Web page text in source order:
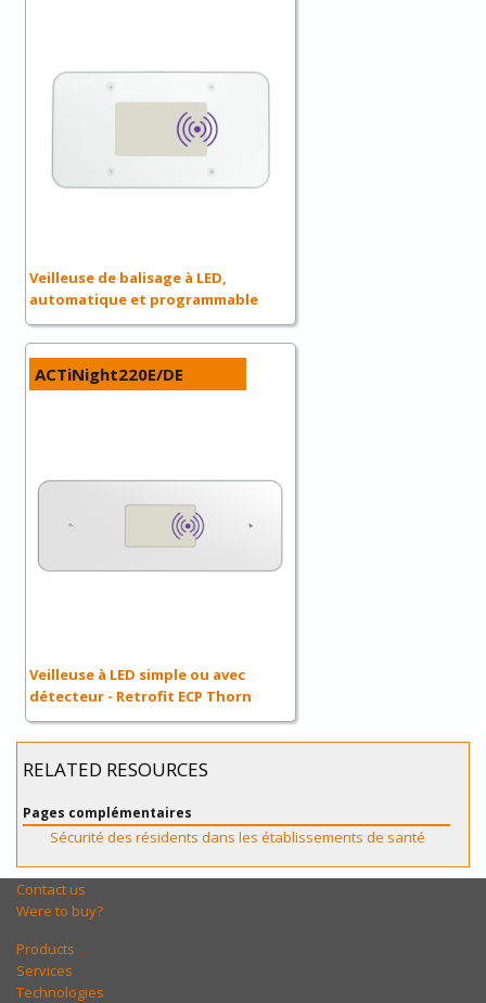
Veilleuse de balisage à LED,
automatique et programmable
ACTiNight220E/DE
Veilleuse à LED simple ou avec
détecteur - Retrofit ECP Thorn
RELATED RESOURCES
Pages complémentaires
Sécurité des résidents dans les établissements de santé
Contact us
Were to buy?
Products
Services
Technologies